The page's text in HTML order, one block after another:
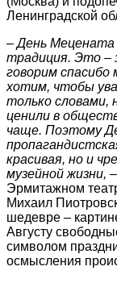
Ленинградской
–День Мецената
традиция. Это –
говорим
хотим, чтобы
только словами,
ценили в
чаще. Поэтому
красивая, но и
музейной жизни,
Эрмитажном
Михаил
шедевре –
Августу
символом
осмысления